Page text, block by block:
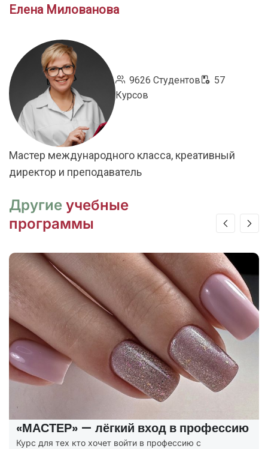
Елена Милованова
9626 Студентов
57
Курсов
Мастер международного класса, креативный
директор и преподаватель
Другие учебные
программы
«МАСТЕР» — лёгкий вход в профессию
Курс для тех кто хочет войти в профессию с